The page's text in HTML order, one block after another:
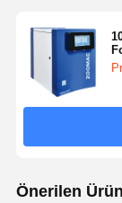
Önerilen